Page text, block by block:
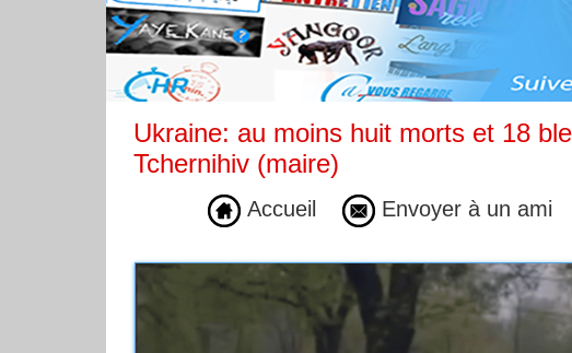
Ukraine: au moins huit morts et 18
Tchernihiv (maire)
Accueil Envoyer à un ami